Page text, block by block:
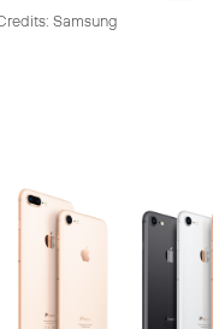
Samsung